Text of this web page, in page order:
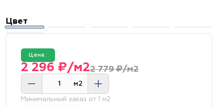
Цвет
Цена :
2 779 ₽/м2
2 296 ₽/м2
м2
Минимальный заказ от 1 м2